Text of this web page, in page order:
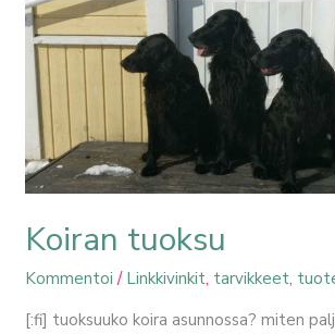
Koiran tuoksu
Kommentoi / Linkkivinkit, tarvikkeet,
[:fi] tuoksuuko koira asunnossa? miten
Koiran
tuoksu